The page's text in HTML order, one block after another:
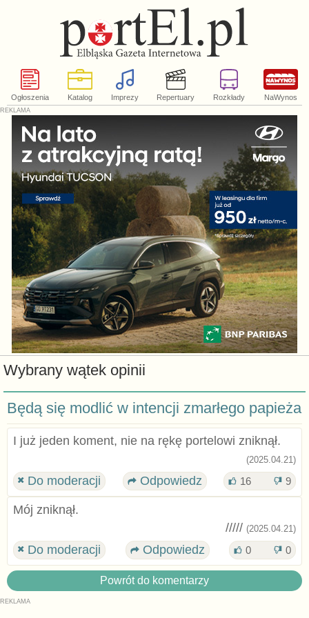
Ogłoszenia Katalog Imprezy Repertuary Rozkłady NaWynos
Wybrany wątek opinii
Będą się modlić w intencji zmarłego papieża
I już jeden koment, nie na rękę portelowi zniknął.
(2025.04.21)
Do moderacji Odpowiedz 16 9
Mój zniknął.
///// (2025.04.21)
Do moderacji Odpowiedz 0 0
Powrót do komentarzy